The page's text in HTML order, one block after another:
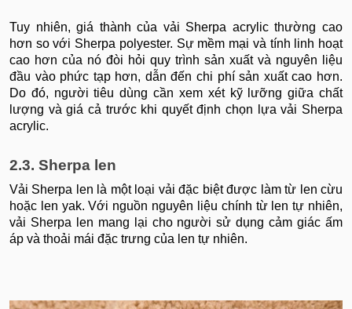
Tuy nhiên, giá thành của vải Sherpa acrylic thường cao
hơn so với Sherpa polyester. Sự mềm mại và tính linh hoạt
cao hơn của nó đòi hỏi quy trình sản xuất và nguyên liệu
đầu vào phức tạp hơn, dẫn đến chi phí sản xuất cao hơn.
Do đó, người tiêu dùng cần xem xét kỹ lưỡng giữa chất
lượng và giá cả trước khi quyết định chọn lựa vải Sherpa
acrylic.
2.3. Sherpa len
Vải Sherpa len là một loại vải đặc biệt được làm từ len cừu
hoặc len yak. Với nguồn nguyên liệu chính từ len tự nhiên,
vải Sherpa len mang lại cho người sử dụng cảm giác ấm
áp và thoải mái đặc trưng của len tự nhiên.